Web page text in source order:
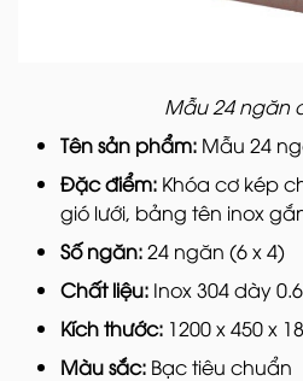
Mẫu 24 ngăn
Tên sản phẩm: Mẫu 24
Đặc điểm: Khóa cơ kép
gió lưới, bảng tên inox
Số ngăn:24 ngăn (6 x 4)
Chất liệu: Inox 304 dày
Kích thước: 1200 x 450 x
Màu sắc: Bạc tiêu chuẩn